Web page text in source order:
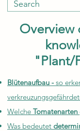
Blütenaufbau - so
Welche Tomatenarten
Was bedeutet
Overview
"Plant/